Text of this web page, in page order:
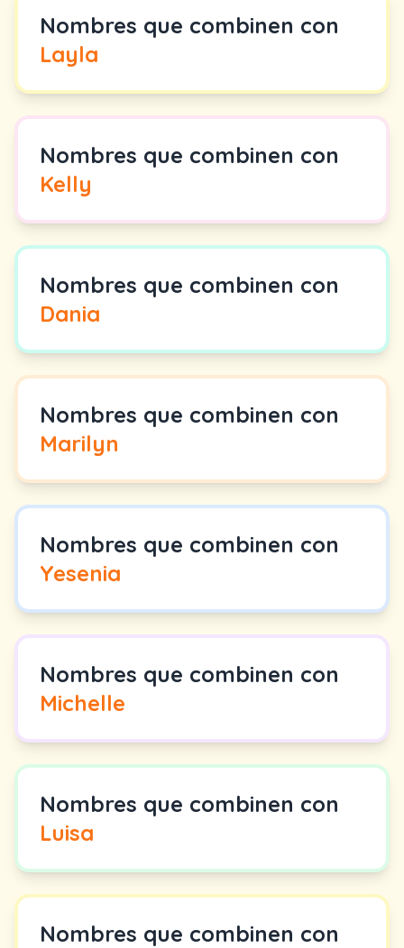
Nombres que combinen con
Layla
Nombres que combinen con
Kelly
Nombres que combinen con
Dania
Nombres que combinen con
Marilyn
Nombres que combinen con
Yesenia
Nombres que combinen con
Michelle
Nombres que combinen con
Luisa
Nombres que combinen con